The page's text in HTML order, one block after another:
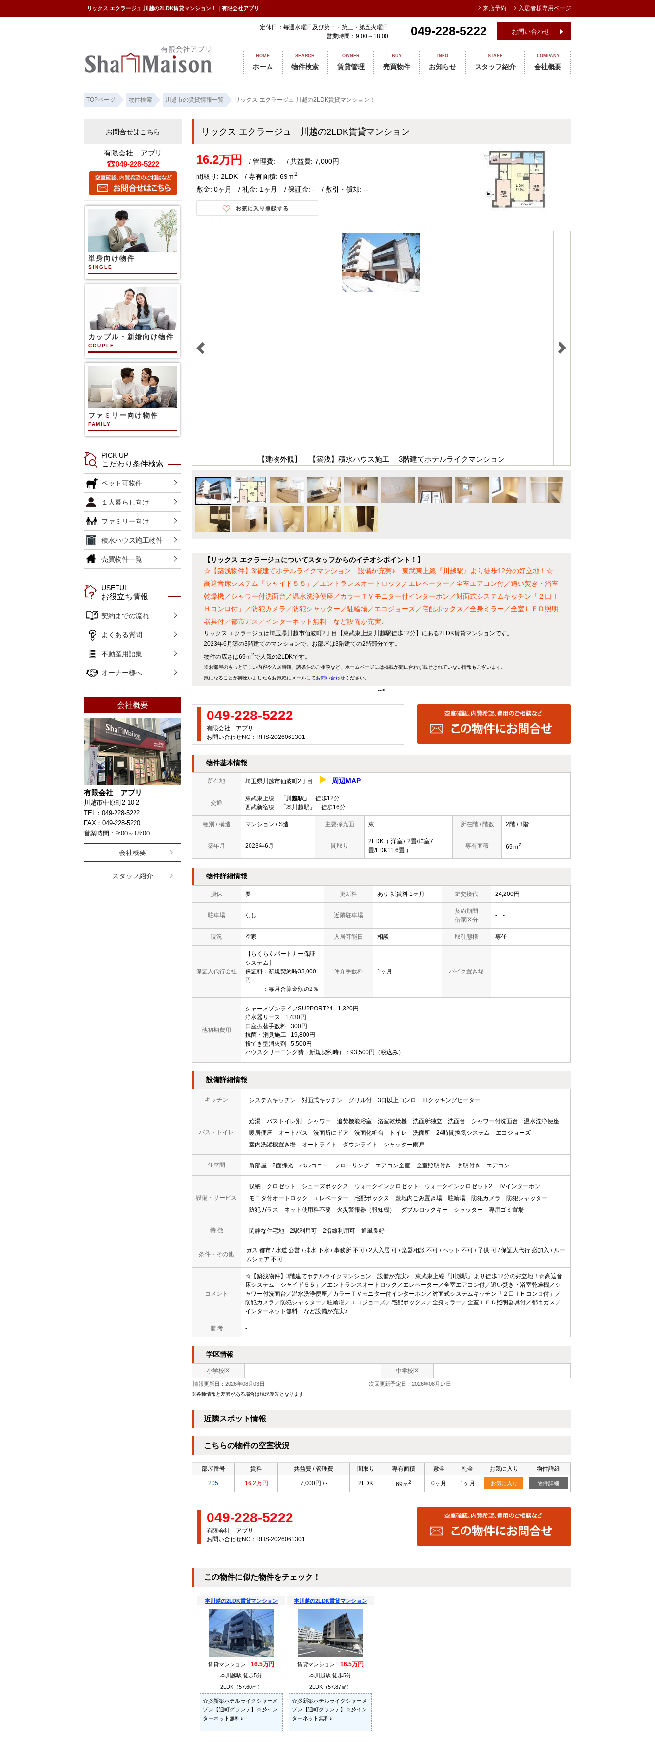
リックス エクラージュ 川越の2LDK賃貸マンション！｜有限会社アプリ
定休日：毎週水曜日及び第一・第三・第五火曜日
営業時間：9:00～18:00
049-228-5222 お問い合わせ
HOME
ホーム
SEARCH
物件検索
OWNER
賃貸管理
BUY
売買物件
INFO
お知らせ
STAFF
スタッフ紹介
COMPANY
会社概要
TOPページ 物件検索 川越市の賃貸情報一覧 リックス エクラージュ 川越の2LDK賃貸マンション！
リックス エクラージュ 川越の2LDK賃貸マンション
16.2万円
/ 管理費: - / 共益費: 7,000円
間取り: 2LDK / 専有面積: 69ｍ2
敷金: 0ヶ月 / 礼金: 1ヶ月 / 保証金: - / 敷引・償却: --
【建物外観】 【築浅】積水ハウス施工 3階建てホテルライクマンション
【リックス エクラージュについてスタッフからのイチオシポイント！】
☆【築浅物件】3階建てホテルライクマンション 設備が充実♪ 東武東上線『川越駅』より徒歩12分の好立地！☆
高遮音床システム「シャイド５５」／エントランスオートロック／エレベーター／全室エアコン付／追い焚き・浴室
乾燥機／シャワー付洗面台／温水洗浄便座／カラーＴＶモニター付インターホン／対面式システムキッチン「２口Ｉ
Ｈコンロ付」／防犯カメラ／防犯シャッター／駐輪場／エコジョーズ／宅配ボックス／全身ミラー／全室ＬＥＤ照明
器具付／都市ガス／インターネット無料 など設備が充実♪
リックス エクラージュは埼玉県川越市仙波町2丁目【東武東上線 川越駅徒歩12分】にある2LDK賃貸マンションです。
2023年6月築の3階建てのマンションで、お部屋は3階建ての2階部分です。
物件の広さは69ｍ2で人気の2LDKです。
※お部屋のもっと詳しい内容や入居時期、諸条件のご相談など、ホームページには掲載が間に合わず載せきれていない情報もございます。
気になることが御座いましたらお気軽にメールにてお問い合わせください。
-->
049-228-5222
有限会社 アプリ
お問い合わせNO：RHS-2026061301
物件基本情報
所在地 埼玉県川越市仙波町2丁目 周辺MAP
交通
東武東上線 「川越駅」
徒歩12分
西武新宿線 「本川越駅」 徒歩16分
種別 / 構造 マンション / S造 主要採光面 東 所在階 / 階数 2階 / 3階
築年月 2023年6月 間取り
2LDK（ 洋室7.2畳/洋室7
畳/LDK11.6畳 ）
専有面積 69ｍ2
物件詳細情報
損保 要 更新料 あり 新賃料 1ヶ月 鍵交換代 24,200円
駐車場 なし 近隣駐車場
契約期間
借家区分
- -
現況 空家 入居可能日 相談 取引態様 専任
保証人代行会社
【らくらくパートナー保証
システム】
保証料：新規契約時33,000
円
：毎月合算金額の2％
仲介手数料 1ヶ月 バイク置き場
他初期費用
シャーメゾンライフSUPPORT24
1,320円
浄水器リース
1,430円
口座振替手数料
300円
抗菌・消臭施工
19,800円
投てき型消火剤
5,500円
ハウスクリーニング費（新規契約時）：93,500円（税込み）
設備詳細情報
キッチン システムキッチン 対面式キッチン グリル付 3口以上コンロ IHクッキングヒーター
バス・トイレ
給湯 バストイレ別 シャワー 追焚機能浴室 浴室乾燥機 洗面所独立 洗面台 シャワー付洗面台
温水洗浄便座
暖房便座
オートバス 洗面所にドア 洗面化粧台 トイレ 洗面所 24時間換気システム
エコジョーズ
室内洗濯機置き場
オートライト ダウンライト シャッター雨戸
住空間 角部屋 2面採光 バルコニー フローリング エアコン全室 全室照明付き 照明付き エアコン
設備・サービス
収納 クロゼット シューズボックス ウォークインクロゼット ウォークインクロゼット2
TVインターホン
モニタ付オートロック
エレベーター 宅配ボックス 敷地内ごみ置き場 駐輪場 防犯カメラ
防犯シャッター
防犯ガラス
ネット使用料不要 火災警報器（報知機） ダブルロックキー シャッター 専用ゴミ置場
特 徴 閑静な住宅地 2駅利用可 2沿線利用可 通風良好
条件・その他
ガス:都市 / 水道:公営 / 排水:下水 / 事務所:不可 / 2人入居:可 / 楽器相談:不可 / ペット:不可 / 子供:可 / 保証人代行:必加入 / ルー
ムシェア:不可
コメント
☆【築浅物件】3階建てホテルライクマンション 設備が充実♪ 東武東上線『川越駅』より徒歩12分の好立地！☆高遮音
床システム「シャイド５５」／エントランスオートロック／エレベーター／全室エアコン付／追い焚き・浴室乾燥機／シ
ャワー付洗面台／温水洗浄便座／カラーＴＶモニター付インターホン／対面式システムキッチン「２口ＩＨコンロ付」／
防犯カメラ／防犯シャッター／駐輪場／エコジョーズ／宅配ボックス／全身ミラー／全室ＬＥＤ照明器具付／都市ガス／
インターネット無料 など設備が充実♪
備 考 -
学区情報
小学校区 中学校区
情報更新日：2026年08月03日 次回更新予定日：2026年08月17日
※各種情報と差異がある場合は現況優先となります
近隣スポット情報
こちらの物件の空室状況
部屋番号 賃料 共益費 / 管理費 間取り 専有面積 敷金 礼金 お気に入り 物件詳細
205 16.2万円 7,000円 / - 2LDK 69ｍ2 0ヶ月 1ヶ月 お気に入り 物件詳細
049-228-5222
有限会社 アプリ
お問い合わせNO：RHS-2026061301
この物件に似た物件をチェック！
本川越の2LDK賃貸マンション
賃貸マンション 16.5万円
本川越駅 徒歩5分
2LDK（57.60㎡）
☆彡新築ホテルライクシャーメ
ゾン【通町グランデ】☆彡イン
ターネット無料♪
本川越の2LDK賃貸マンション
賃貸マンション 16.5万円
本川越駅 徒歩5分
2LDK（57.87㎡）
☆彡新築ホテルライクシャーメ
ゾン【通町グランデ】☆彡イン
ターネット無料♪
お問合せはこちら
有限会社 アプリ
049-228-5222
単身向け物件
SINGLE
カップル・新婚向け物件
COUPLE
ファミリー向け物件
FAMILY
PICK UP
こだわり条件検索
ペット可物件
１人暮らし向け
ファミリー向け
積水ハウス施工物件
売買物件一覧
USEFUL
お役立ち情報
契約までの流れ
よくある質問
不動産用語集
オーナー様へ
会社概要
有限会社 アプリ
川越市中原町2-10-2
TEL：049-228-5222
FAX：049-228-5220
営業時間：9:00～18:00
会社概要
スタッフ紹介
来店予約 入居者様専用ページ